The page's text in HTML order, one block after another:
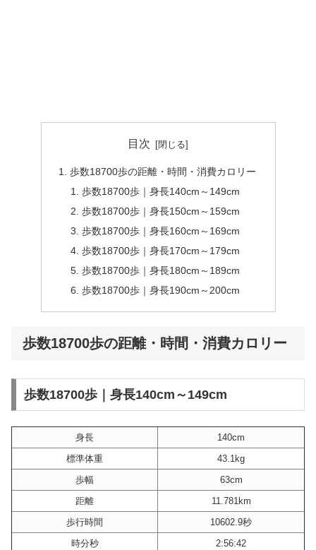
目次
歩数18700歩の距離・時間・消費カロリー
歩数18700歩｜身長140cm～149cm
歩数18700歩｜身長150cm～159cm
歩数18700歩｜身長160cm～169cm
歩数18700歩｜身長170cm～179cm
歩数18700歩｜身長180cm～189cm
歩数18700歩｜身長190cm～200cm
歩数18700歩の距離・時間・消費カロリー
歩数18700歩｜身長140cm～149cm
身長
140cm
標準体重
43.1kg
歩幅
63cm
距離
11.781km
歩行時間
10602.9秒
時分秒
2:56:42